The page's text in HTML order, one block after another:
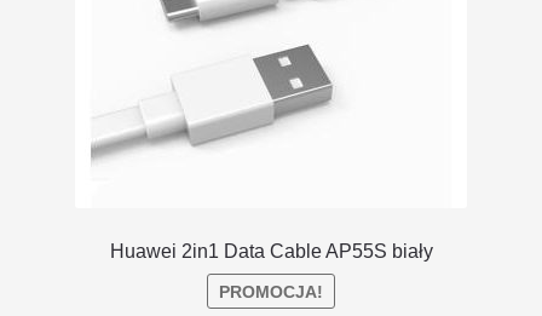
Huawei 2in1 Data Cable AP55S biały
PROMOCJA!